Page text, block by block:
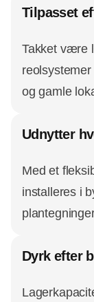
Tilpasset
Takket være
og gamle
Udnytter
Med et
installeres i
Dyrk efter